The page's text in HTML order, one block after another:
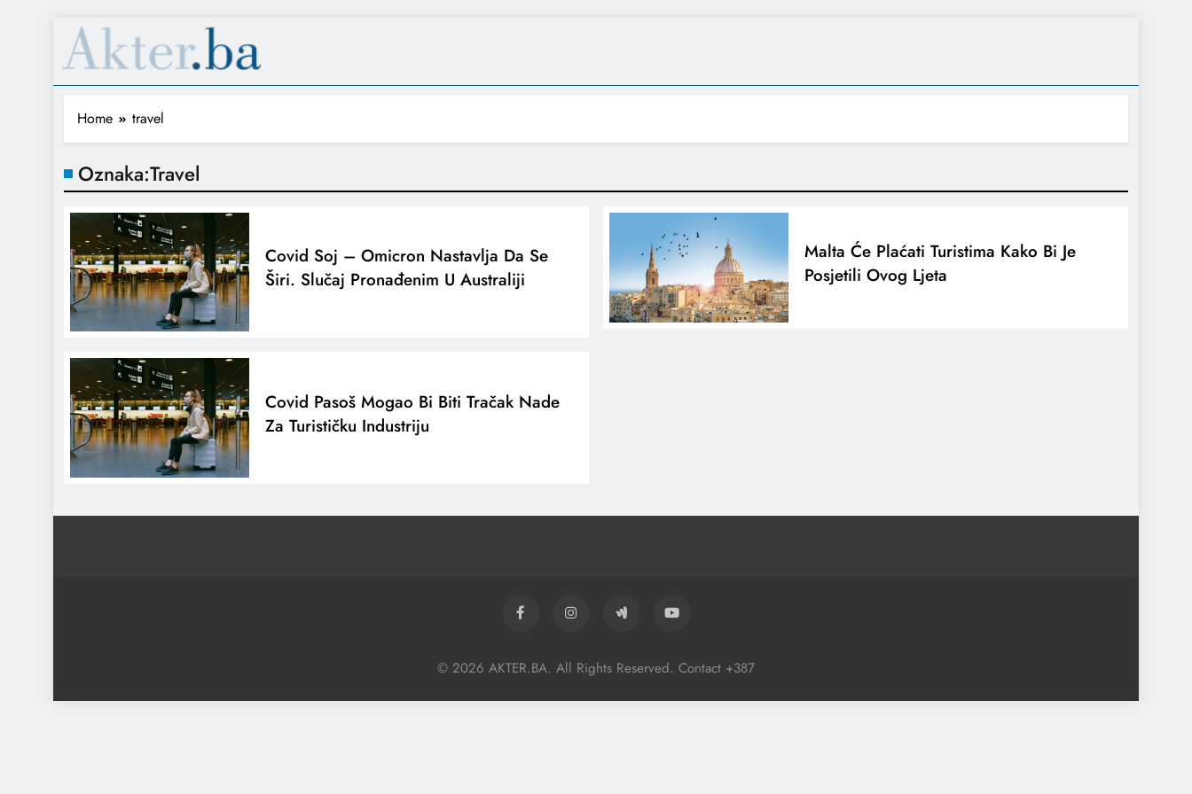
Home travel
Oznaka:Travel
Covid Soj – Omicron Nastavlja Da Se
Širi. Slučaj Pronađenim U Australiji
Malta Će Plaćati Turistima Kako Bi Je
Posjetili Ovog Ljeta
Covid Pasoš Mogao Bi Biti Tračak Nade
Za Turističku Industriju
© 2026 AKTER.BA. All Rights Reserved. Contact +387